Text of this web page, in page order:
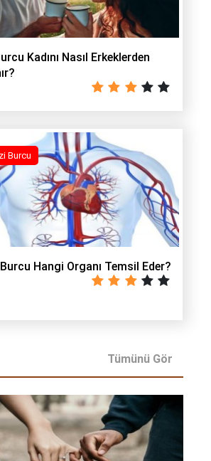
Kadını Nasıl Erkeklerden
Burcu
Hangi Organı Temsil Eder?
Tümünü Gör